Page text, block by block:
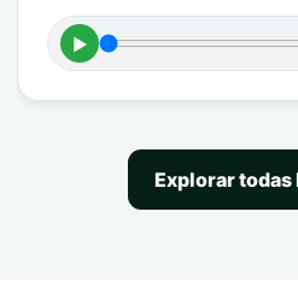
►
Explorar todas